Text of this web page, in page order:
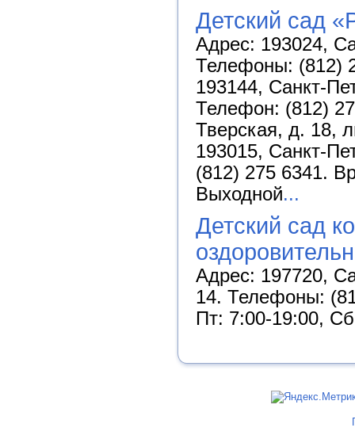
Детский сад
Адрес: 193024,
Телефоны: (812)
193144, Санкт-
Телефон: (812)
Тверская, д. 18,
193015, Санкт-
(812) 275 6341.
Выходной...
Детский сад
Адрес: 197720,
14. Телефоны:
Пт: 7:00-19:00,